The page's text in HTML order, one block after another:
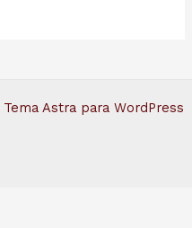
Tema Astra para WordPress